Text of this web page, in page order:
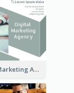
Digital Marketing Agency Green Facebook Post